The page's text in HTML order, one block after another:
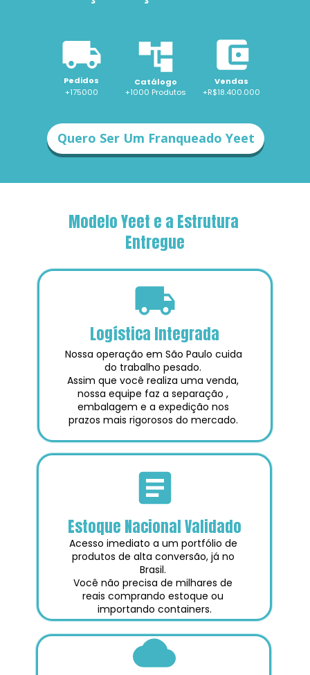
Pedidos Catálogo
Vendas
+175000
+R$18.400.000
+1000 Produtos
Quero Ser Um Franqueado Yeet
Modelo Yeet e a Estrutura
Entregue
Estoque Nacional Validado
Logística Integrada
Nossa operação em São Paulo cuida
do trabalho pesado.
Assim que você realiza uma venda,
nossa equipe faz a separação ,
embalagem e a expedição nos
prazos mais rigorosos do mercado.
Acesso imediato a um portfólio de
produtos de alta conversão, já no
Brasil.
Você não precisa de milhares de
reais comprando estoque ou
importando containers.